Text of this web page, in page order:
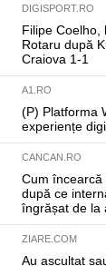
DIGISPORT.RO
Filipe Coelho,
Rotaru după
Craiova 1-1
A1.RO
(P) Platforma
experiențe
CANCAN.RO
Cum încearcă
după ce
îngrășat de la
ZIARE.COM
Au ascultat